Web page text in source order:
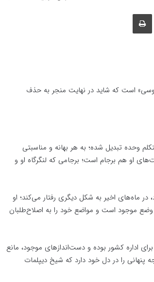
گذاری با ایمیل چاپ
است که شاید در نهایت منجر به حذف
وحده تبدیل شده؛ به هر بهانه‌ و مناسبتی
او هم برجام است؛ برجامی که لنگرگاه او و
ماه‌های اخیر به شکل دیگری رفتار می‌کند؛ او
موجود است و مواضع خود را به اصلاح‌طلبان
اداره کشور بوده و دست‌اندازهای موجود، مانع
را در دل خود دارد که شیخ دیپلمات